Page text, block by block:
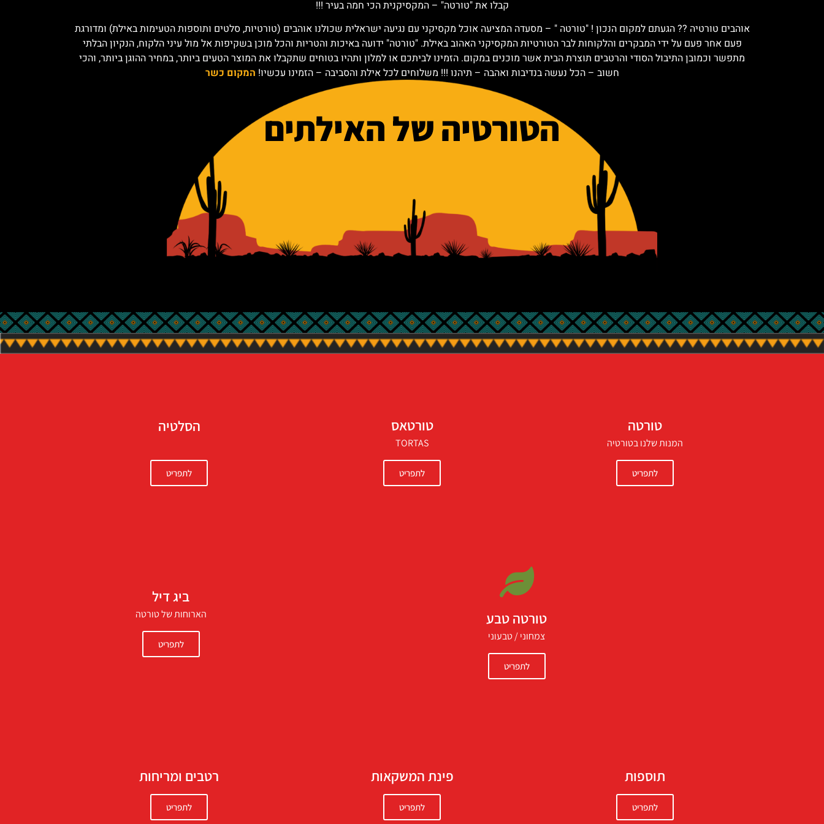
קבלו את "טורטה" – המקסיקנית הכי חמה בעיר !!!
אוהבים טורטיה ?? הגעתם למקום הנכון ! "טורטה " – מסעדה המציעה אוכל מקסיקני עם נגיעה ישראלית שכולנו אוהבים (טורטיות, סלטים ותוספות הטעימות באילת) ומדורגת
פעם אחר פעם על ידי המבקרים והלקוחות לבר הטורטיות המקסיקני האהוב באילת. "טורטה" ידועה באיכות והטריות והכל מוכן בשקיפות אל מול עיני הלקוח, הנקיון הבלתי
מתפשר וכמובן התיבול הסודי והרטבים תוצרת הבית אשר מוכנים במקום. הזמינו לביתכם או למלון ותהיו בטוחים שתקבלו את המוצר הטעים ביותר, במחיר ההוגן ביותר, והכי
חשוב – הכל נעשה בנדיבות ואהבה – תיהנו !!! משלוחים לכל אילת והסביבה – הזמינו עכשיו! המקום כשר
הטורטיה של האילתים
טורטה
המנות שלנו בטורטיה
לתפריט
טורטאס
TORTAS
לתפריט
הסלטיה
לתפריט
טורטה טבע
צמחוני / טבעוני
לתפריט
ביג דיל
הארוחות של טורטה
לתפריט
תוספות
לתפריט
פינת המשקאות
לתפריט
רטבים ומריחות
לתפריט